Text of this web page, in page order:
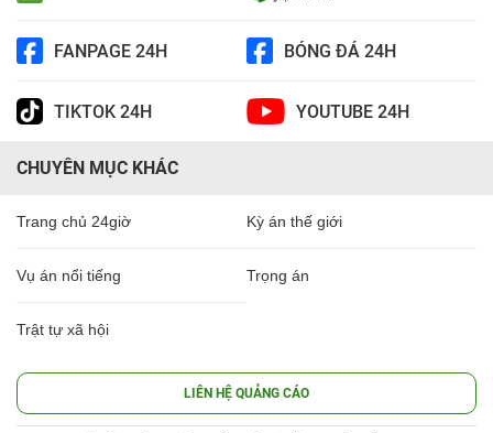
FANPAGE 24H BÓNG ĐÁ 24H
TIKTOK 24H YOUTUBE 24H
CHUYÊN MỤC KHÁC
Trang chủ 24giờ Kỳ án thế giới
Vụ án nổi tiếng Trọng án
Trật tự xã hội
LIÊN HỆ QUẢNG CÁO